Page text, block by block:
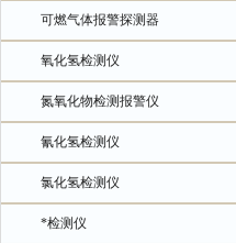
可燃气体报警探测器
氧化氢检测仪
氮氧化物检测报警仪
氰化氢检测仪
氯化氢检测仪
*检测仪